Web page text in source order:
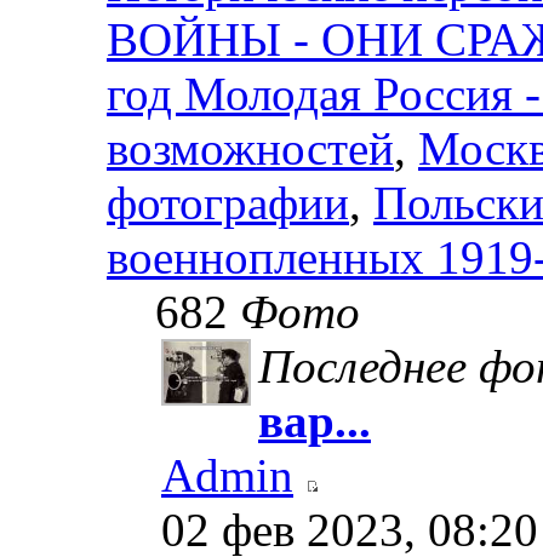
ВОЙНЫ - ОНИ
год Молодая Россия
возможностей,
фотографии,
военнопленных
682 Фото
Последнее
вар...
Admin
02 фев 2023, 08:20